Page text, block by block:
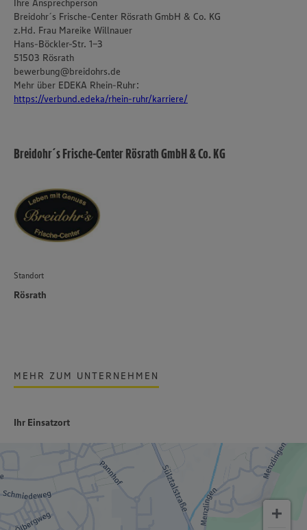
Ihre Ansprechperson
Breidohr´s Frische-Center Rösrath GmbH & Co. KG
z.Hd. Frau Mareike Willnauer
Hans-Böckler-Str. 1-3
51503 Rösrath
bewerbung@breidohrs.de
Mehr über EDEKA Rhein-Ruhr:
https://verbund.edeka/rhein-ruhr/karriere/
Breidohr´s Frische-Center Rösrath GmbH & Co. KG
Standort
Rösrath
MEHR ZUM UNTERNEHMEN
Ihr Einsatzort